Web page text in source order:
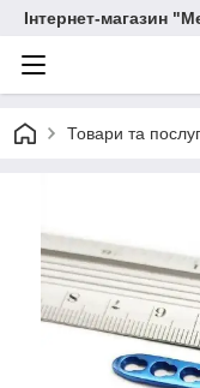
Інтернет-магазин
Товари та